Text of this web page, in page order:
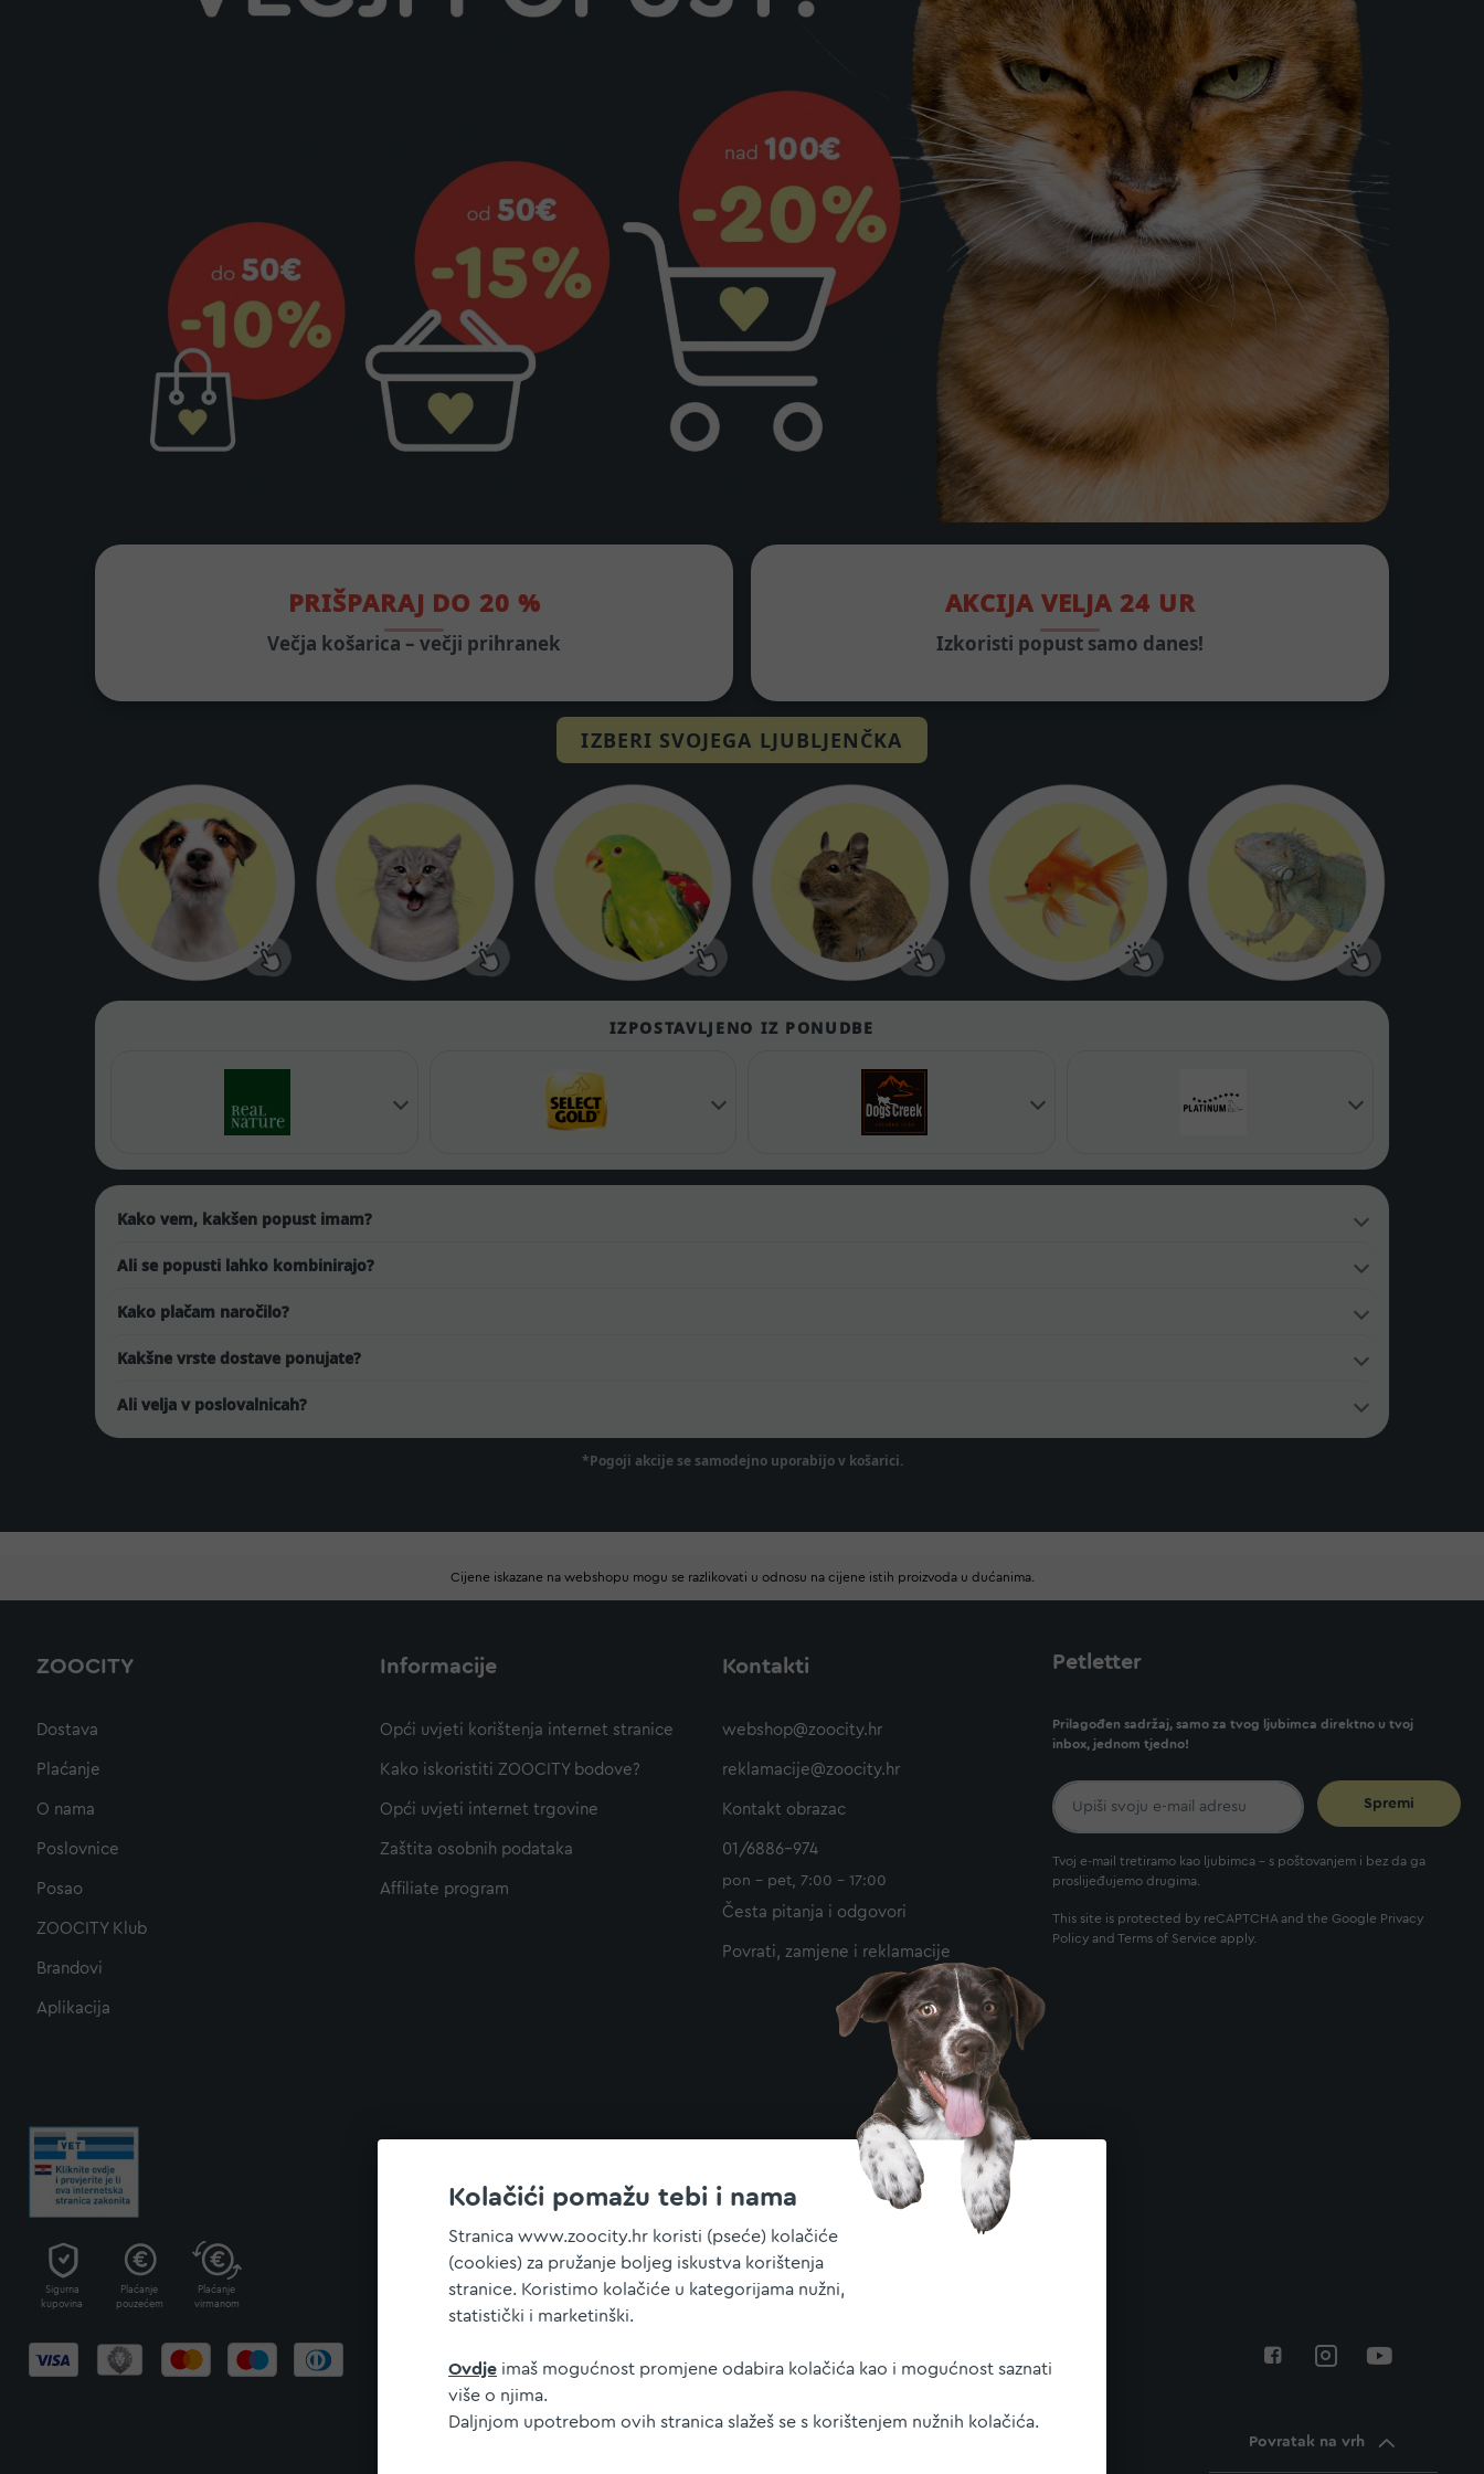
Kolačići pomažu tebi i nama
Stranica www.zoocity.hr koristi (pseće) kolačiće
(cookies) za pružanje boljeg iskustva korištenja
stranice. Koristimo kolačiće u kategorijama nužni,
statistički i marketinški.
Ovdje imaš mogućnost promjene odabira kolačića kao i mogućnost saznati
više o njima.
Daljnjom upotrebom ovih stranica slažeš se s korištenjem nužnih kolačića.
PRIŠPARAJ DO 20 %
Večja košarica – večji prihranek
AKCIJA VELJA 24 UR
Izkoristi popust samo danes!
IZBERI SVOJEGA LJUBLJENČKA
IZPOSTAVLJENO IZ PONUDBE
Kako vem, kakšen popust imam?
Ali se popusti lahko kombinirajo?
Kako plačam naročilo?
Kakšne vrste dostave ponujate?
Ali velja v poslovalnicah?
*Pogoji akcije se samodejno uporabijo v košarici.
Cijene iskazane na webshopu mogu se razlikovati u odnosu na cijene istih proizvoda u dućanima.
ZOOCITY
Dostava
Plaćanje
O nama
Poslovnice
Posao
ZOOCITY Klub
Brandovi
Aplikacija
Informacije
Opći uvjeti korištenja internet stranice
Kako iskoristiti ZOOCITY bodove?
Opći uvjeti internet trgovine
Zaštita osobnih podataka
Affiliate program
Kontakti
webshop@zoocity.hr
reklamacije@zoocity.hr
Kontakt obrazac
01/6886-974
pon - pet, 7:00 - 17:00
Česta pitanja i odgovori
Povrati, zamjene i reklamacije
Petletter
Prilagođen sadržaj, samo za tvog ljubimca direktno u tvoj
inbox, jednom tjedno!
Spremi
Tvoj e-mail tretiramo kao ljubimca - s poštovanjem i bez da ga
proslijeđujemo drugima.
This site is protected by reCAPTCHA and the Google Privacy
Policy and Terms of Service apply.
Sigurna
kupovina
Plaćanje
pouzećem
Plaćanje
virmanom
Povratak na vrh